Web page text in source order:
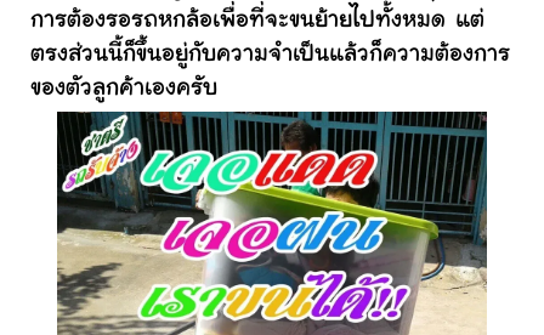
การต้องรอรถหกล้อเพื่อที่จะขนย้ายไปทั้งหมด แต่
ตรงส่วนนี้ก็ขึ้นอยู่กับความจำเป็นแล้วก็ความต้องการ
ของตัวลูกค้าเองครับ